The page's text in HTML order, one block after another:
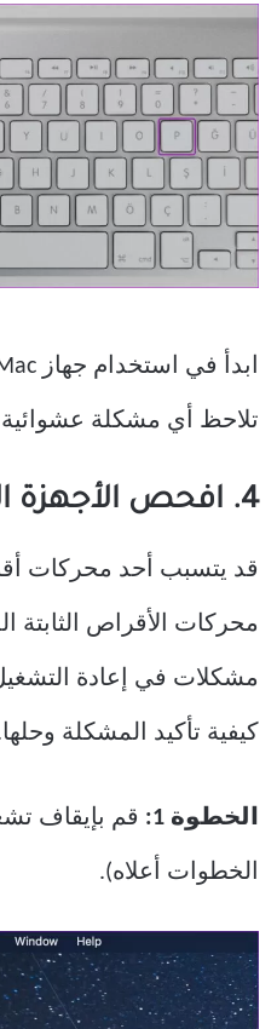
تلاحظ أي مشكلة
4. افحص الأجهزة المحيطية
محركات الأقراص
كيفية تأكيد المشكلة
الخطوة 1: قم بإيقاف
الخطوات أعلاه).